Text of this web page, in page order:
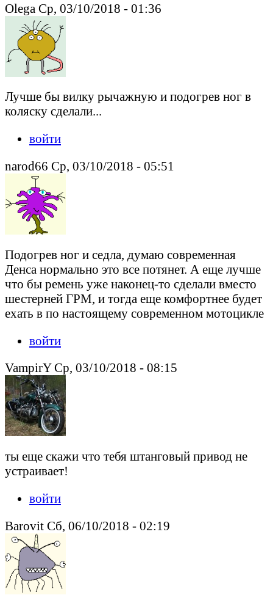
Olega Ср, 03/10/2018 - 01:36
Лучше бы вилку рычажную и подогрев ног в
коляску сделали...
войти
narod66 Ср, 03/10/2018 - 05:51
Подогрев ног и седла, думаю современная
Денса нормально это все потянет. А еще лучше
что бы ремень уже наконец-то сделали вместо
шестерней ГРМ, и тогда еще комфортнее будет
ехать в по настоящему современном мотоцикле
войти
VampirY Ср, 03/10/2018 - 08:15
ты еще скажи что тебя штанговый привод не
устраивает!
войти
Barovit Сб, 06/10/2018 - 02:19